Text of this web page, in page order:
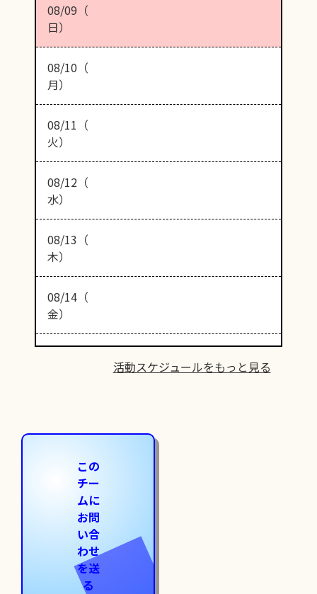
08/09（
日）
08/10（
月）
08/11（
火）
08/12（
水）
08/13（
木）
08/14（
金）
活動スケジュールをもっと見る
この
チー
ムに
お問
い合
わせ
を送
る